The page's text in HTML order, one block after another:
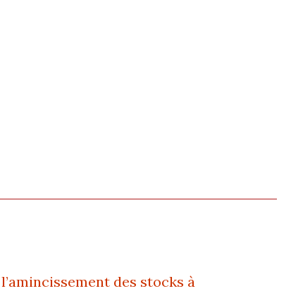
des stocks à